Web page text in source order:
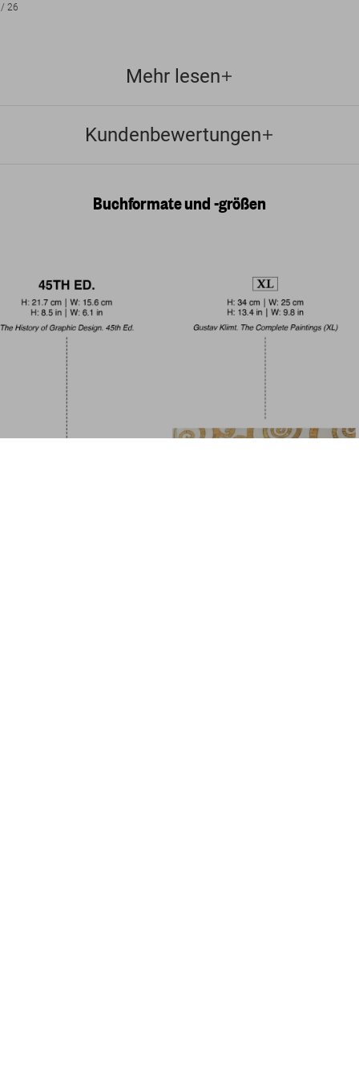
26
Mehr lesen
Kundenbewertungen
Buchformate und -größen